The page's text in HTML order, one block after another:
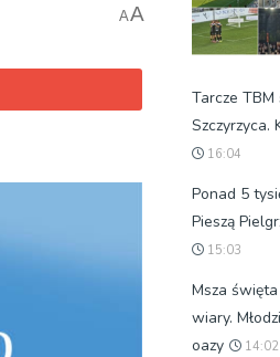
AA
Tarcze
Szczyrzyca.
16:04
Ponad 5
Pieszą
15:03
Msza
wiary.
oazy
14:02